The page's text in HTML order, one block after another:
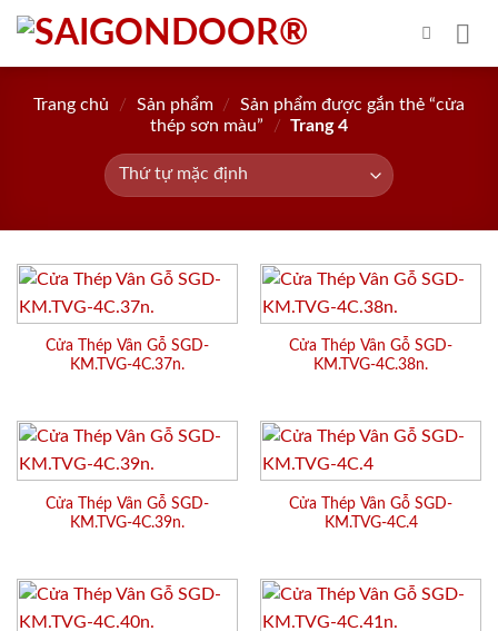
Skip
content
Trang chủ / Sản phẩm /
Sản phẩm được gắn thẻ “cửa
thép sơn màu”
/ Trang 4
Cửa Thép Vân Gỗ SGD-
KM.TVG-4C.37n.
Cửa Thép Vân Gỗ SGD-
KM.TVG-4C.38n.
Cửa Thép Vân Gỗ SGD-
KM.TVG-4C.39n.
Cửa Thép Vân Gỗ SGD-
KM.TVG-4C.4